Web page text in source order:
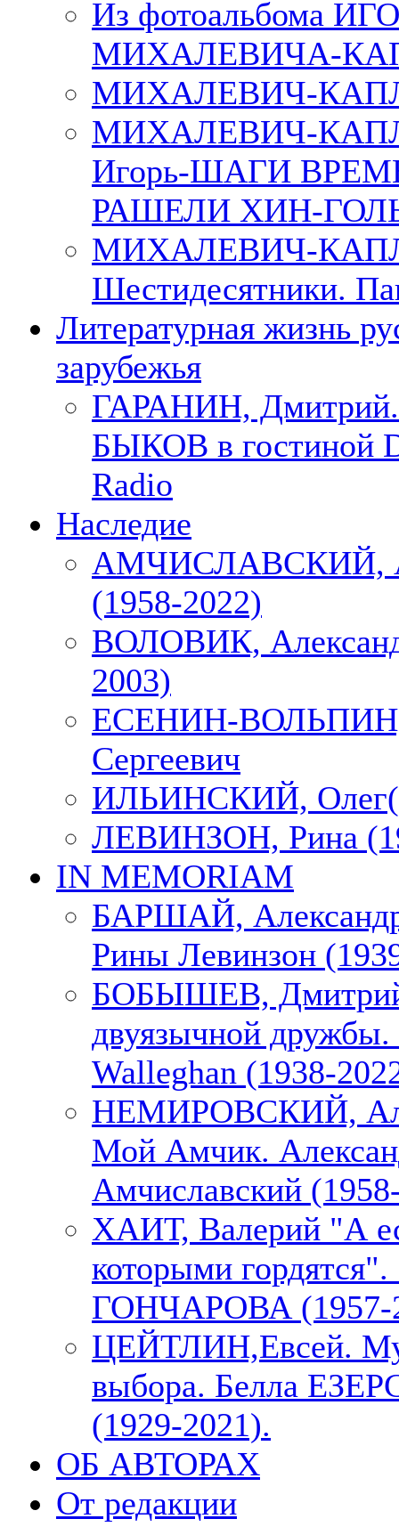
Из фотоальбома
МИХАЛЕВИЧА-
МИХАЛЕВИЧ-
МИХАЛЕВИЧ-
Игорь-ШАГИ
РАШЕЛИ ХИН-
МИХАЛЕВИЧ-
Шестидесятники.
Литературная жизнь
зарубежья
ГАРАНИН,
БЫКОВ в гостиной
Radio
Наследие
АМЧИСЛАВСКИЙ,
(1958-2022)
ВОЛОВИК,
2003)
ЕСЕНИН-ВОЛЬПИН,
Сергеевич
ИЛЬИНСКИЙ,
ЛЕВИНЗОН, Рина
IN MEMORIAM
БАРШАЙ,
Рины Левинзон
БОБЫШЕВ,
двуязычной
Walleghan (1938-
НЕМИРОВСКИЙ,
Мой Амчик.
Амчиславский
ХАИТ, Валерий "А
которыми
ГОНЧАРОВА (1957-
ЦЕЙТЛИН,Евсей.
выбора. Белла
(1929-2021).
ОБ АВТОРАХ
От редакции